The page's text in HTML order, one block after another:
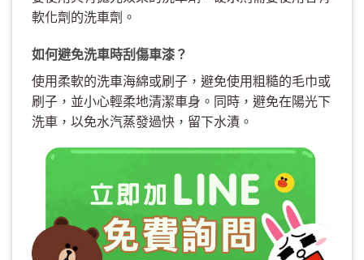
軟化劑的洗車劑。
如何避免洗車時刮傷車漆？
使用柔軟的洗車海綿或刷子，避免使用粗糙的毛巾或
刷子，並小心輕柔地清潔車身。同時，避免在陽光下
洗車，以免水汽蒸發過快，留下水漬。